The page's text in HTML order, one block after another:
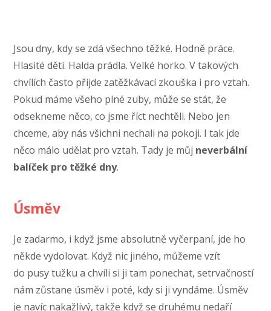
Jsou dny, kdy se zdá všechno těžké. Hodně práce.
Hlasité děti. Halda prádla. Velké horko. V takových
chvílích často přijde zatěžkávací zkouška i pro vztah.
Pokud máme všeho plné zuby, může se stát, že
odsekneme něco, co jsme říct nechtěli. Nebo jen
chceme, aby nás všichni nechali na pokoji. I tak jde
něco málo udělat pro vztah. Tady je můj neverbální
balíček pro těžké dny.
Úsměv
Je zadarmo, i když jsme absolutně vyčerpaní, jde ho
někde vydolovat. Když nic jiného, můžeme vzít
do pusy tužku a chvíli si ji tam ponechat, setrvačností
nám zůstane úsměv i poté, kdy si ji vyndáme. Úsměv
je navíc nakažlivý, takže když se druhému nedaří